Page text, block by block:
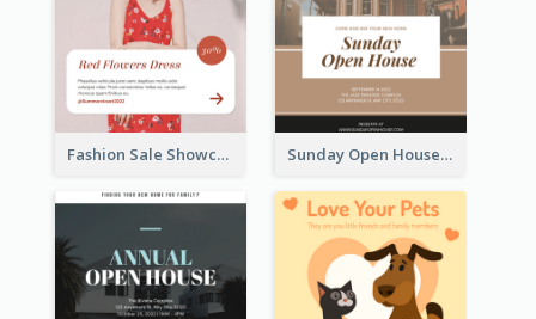
Fashion Sale Showcase Instagram Post Sunday Open House Instagram Post